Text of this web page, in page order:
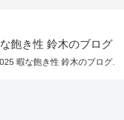
飽き性 鈴木のブログ
暇な飽き性 鈴木のブログ.